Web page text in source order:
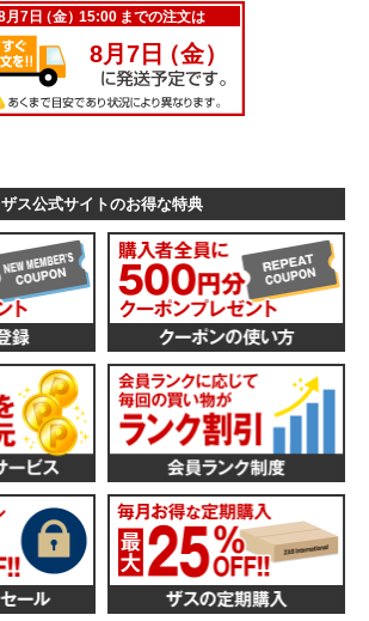
ザス公式サイトのお得な特典